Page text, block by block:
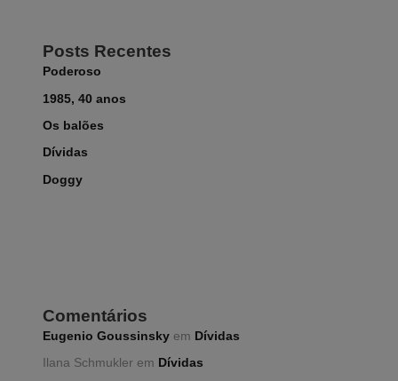
Posts Recentes
Poderoso
1985, 40 anos
Os balões
Dívidas
Doggy
Comentários
Eugenio Goussinsky em Dívidas
Ilana Schmukler em Dívidas